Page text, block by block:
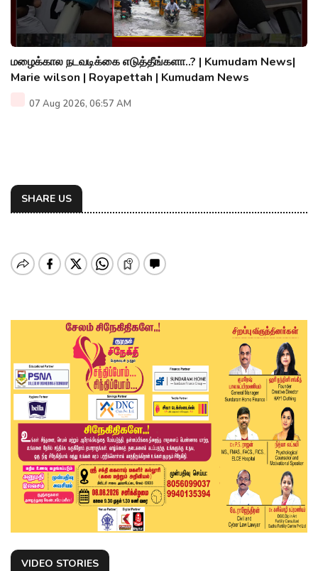
மழைக்கால நடவடிக்கை எடுத்தீங்களா..? | Kumudam News|
Marie wilson | Royapettah | Kumudam News
07 Aug 2026, 06:57 AM
SHARE US
VIDEO STORIES